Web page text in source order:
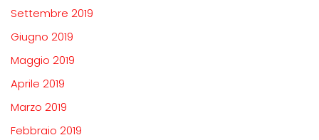
Settembre 2019
Giugno 2019
Maggio 2019
Aprile 2019
Marzo 2019
Febbraio 2019